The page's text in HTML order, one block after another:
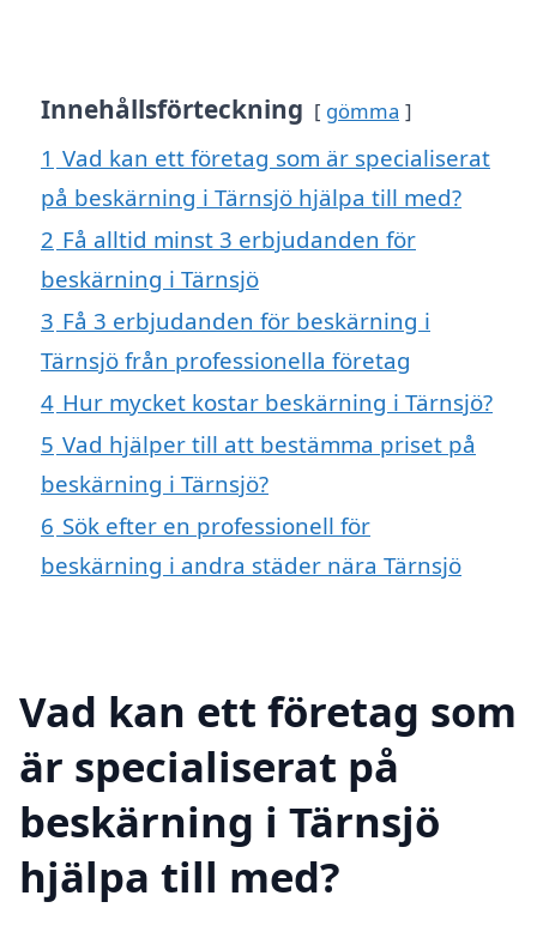
Innehållsförteckning gömma
1 Vad kan ett företag som är specialiserat
på beskärning i Tärnsjö hjälpa till med?
2 Få alltid minst 3 erbjudanden för
beskärning i Tärnsjö
3 Få 3 erbjudanden för beskärning i
Tärnsjö från professionella företag
4 Hur mycket kostar beskärning i Tärnsjö?
5 Vad hjälper till att bestämma priset på
beskärning i Tärnsjö?
6 Sök efter en professionell för
beskärning i andra städer nära Tärnsjö
Vad kan ett företag som
är specialiserat på
beskärning i Tärnsjö
hjälpa till med?